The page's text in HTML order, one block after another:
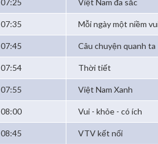
07:25 Việt Nam đa sắc
07:35 Mỗi ngày một niềm
07:45 Câu chuyện quanh ta
07:54 Thời tiết
07:55 Việt Nam Xanh
08:00 Vui - khỏe - có ích
08:45 VTV kết nối